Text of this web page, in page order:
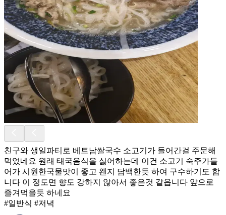
친구와 생일파티로 베트남쌀국수 소고기가 들어간걸 주문해
먹었네요 원래 태국음식을 싫어하는데 이건 소고기 숙주가들
어가 시원한국물맛이 좋고 왠지 담백한듯 하여 구수하기도 합
니다 이 정도면 향도 강하지 않아서 좋은것 같읍니다 앞으로
즐겨먹을듯 하네요
#일반식 #저녁